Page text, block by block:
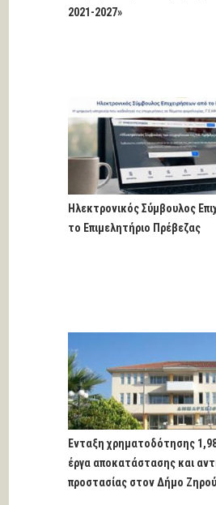
2021-2027»
Ηλεκτρονικός Σύμβουλος
το Επιμελητήριο Πρέβεζας
Ένταξη χρηματοδότησης
έργα αποκατάστασης και
προστασίας στον Δήμο Ζηρού